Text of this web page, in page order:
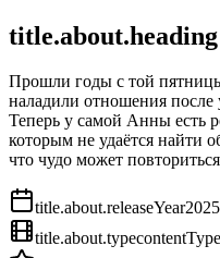
title.about.heading
Прошли годы с той
наладили отношения после
Теперь у самой Анны есть
которым не удаётся найти
что чудо может
title.about.releaseYear2025
title.about.type